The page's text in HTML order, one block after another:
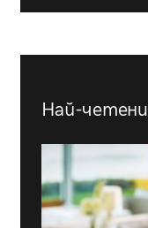
Най-четени